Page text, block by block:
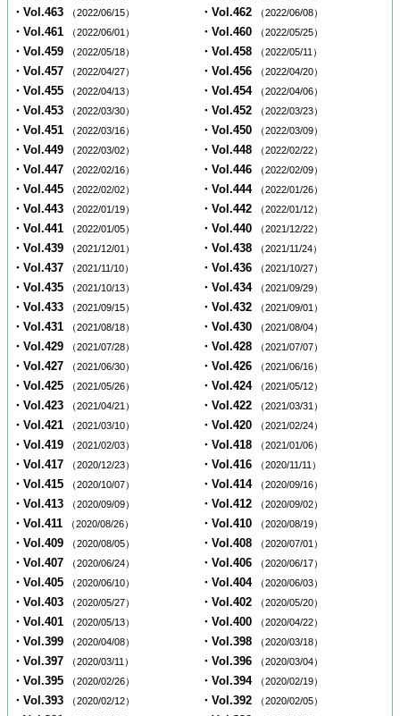
・Vol.463 （2022/06/15） ・Vol.462 （2022/06/08）
・Vol.461 （2022/06/01） ・Vol.460 （2022/05/25）
・Vol.459 （2022/05/18） ・Vol.458 （2022/05/11）
・Vol.457 （2022/04/27） ・Vol.456 （2022/04/20）
・Vol.455 （2022/04/13） ・Vol.454 （2022/04/06）
・Vol.453 （2022/03/30） ・Vol.452 （2022/03/23）
・Vol.451 （2022/03/16） ・Vol.450 （2022/03/09）
・Vol.449 （2022/03/02） ・Vol.448 （2022/02/22）
・Vol.447 （2022/02/16） ・Vol.446 （2022/02/09）
・Vol.445 （2022/02/02） ・Vol.444 （2022/01/26）
・Vol.443 （2022/01/19） ・Vol.442 （2022/01/12）
・Vol.441 （2022/01/05） ・Vol.440 （2021/12/22）
・Vol.439 （2021/12/01） ・Vol.438 （2021/11/24）
・Vol.437 （2021/11/10） ・Vol.436 （2021/10/27）
・Vol.435 （2021/10/13） ・Vol.434 （2021/09/29）
・Vol.433 （2021/09/15） ・Vol.432 （2021/09/01）
・Vol.431 （2021/08/18） ・Vol.430 （2021/08/04）
・Vol.429 （2021/07/28） ・Vol.428 （2021/07/07）
・Vol.427 （2021/06/30） ・Vol.426 （2021/06/16）
・Vol.425 （2021/05/26） ・Vol.424 （2021/05/12）
・Vol.423 （2021/04/21） ・Vol.422 （2021/03/31）
・Vol.421 （2021/03/10） ・Vol.420 （2021/02/24）
・Vol.419 （2021/02/03） ・Vol.418 （2021/01/06）
・Vol.417 （2020/12/23） ・Vol.416 （2020/11/11）
・Vol.415 （2020/10/07） ・Vol.414 （2020/09/16）
・Vol.413 （2020/09/09） ・Vol.412 （2020/09/02）
・Vol.411 （2020/08/26） ・Vol.410 （2020/08/19）
・Vol.409 （2020/08/05） ・Vol.408 （2020/07/01）
・Vol.407 （2020/06/24） ・Vol.406 （2020/06/17）
・Vol.405 （2020/06/10） ・Vol.404 （2020/06/03）
・Vol.403 （2020/05/27） ・Vol.402 （2020/05/20）
・Vol.401 （2020/05/13） ・Vol.400 （2020/04/22）
・Vol.399 （2020/04/08） ・Vol.398 （2020/03/18）
・Vol.397 （2020/03/11） ・Vol.396 （2020/03/04）
・Vol.395 （2020/02/26） ・Vol.394 （2020/02/19）
・Vol.393 （2020/02/12） ・Vol.392 （2020/02/05）